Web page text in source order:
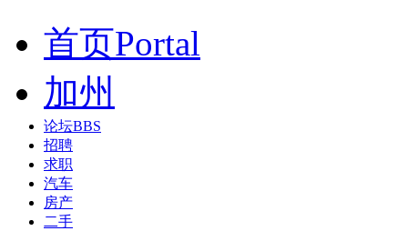
首页Portal
加州
论坛BBS
招聘
求职
汽车
房产
二手